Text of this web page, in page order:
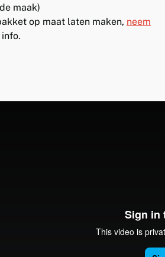
maak)
op maat laten maken, neem